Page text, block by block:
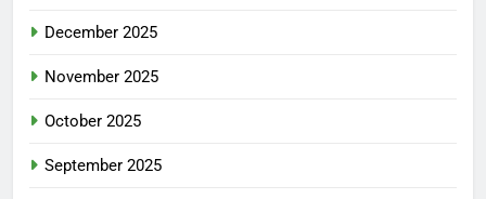
December 2025
November 2025
October 2025
September 2025